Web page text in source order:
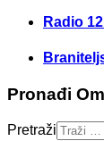
Radio
Pronađi
Pretraži